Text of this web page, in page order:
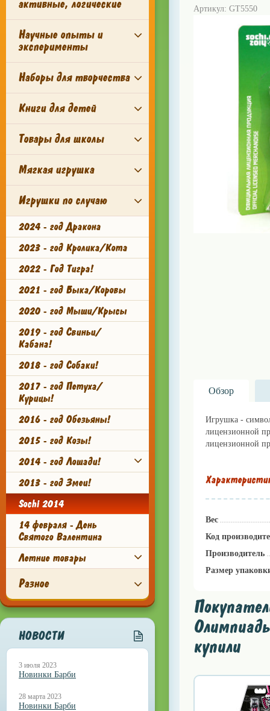
активные, логические
Научные опыты и
эксперименты
Наборы для творчества
Книги для детей
Товары для школы
Мягкая игрушка
Игрушки по случаю
2024 - год Дракона
2023 - год Кролика/Кота
2022 - Год Тигра!
2021 - год Быка/Коровы
2020 - год Мыши/Крысы
2019 - год Свиньи/
Кабана!
2018 - год Собаки!
2017 - год Петуха/
Курицы!
2016 - год Обезьяны!
2015 - год Козы!
2014 - год Лошади!
2013 - год Змеи!
Sochi 2014
14 февраля - День
Святого Валентина
Летние товары
Разное
НОВОСТИ
3 июля 2023
Новинки Барби
28 марта 2023
Новинки Барби
Артикул: GT5550
Обзор
Игрушка -
лицензионной
лицензионной
Вес
Код
Производитель
Размер
купили